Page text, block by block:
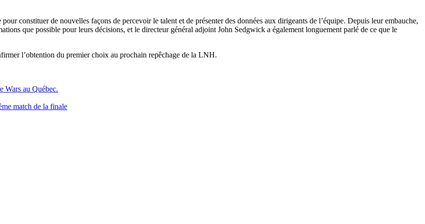
constituer de nouvelles façons de percevoir le talent et de présenter des données aux dirigeants de l’équipe. Depuis leur embauche,
que possible pour leurs décisions, et le directeur général adjoint John Sedgwick a également longuement parlé de ce que le
l’obtention du premier choix au prochain repêchage de la LNH.
Wars au Québec.
match de la finale